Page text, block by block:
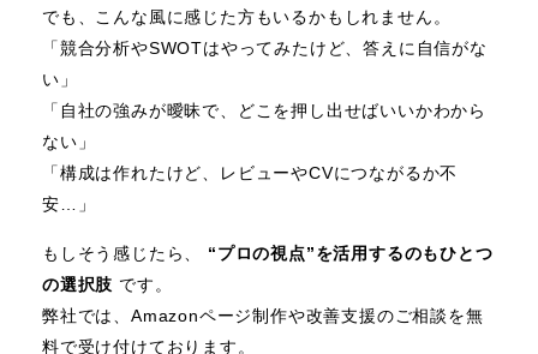
でも、こんな風に感じた方もいるかもしれません。
「競合分析やSWOTはやってみたけど、答えに自信がな
い」
「自社の強みが曖昧で、どこを押し出せばいいかわから
ない」
「構成は作れたけど、レビューやCVにつながるか不
安…」
もしそう感じたら、 “プロの視点”を活用するのもひとつ
の選択肢 です。
弊社では、Amazonページ制作や改善支援のご相談を無
料で受け付けております。